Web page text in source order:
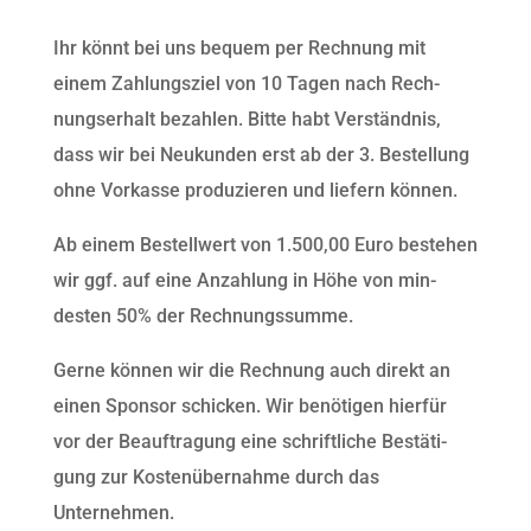
Ihr kön­nt bei uns bequem per Rech­nung mit
einem Zahlungsziel von 10 Tagen nach Rech­
nungser­halt bezahlen. Bitte habt Ver­ständ­nis,
dass wir bei Neukun­den erst ab der 3. Bestel­lung
ohne Vorkasse pro­duzieren und liefern können.
Ab einem Bestell­w­ert von 1.500,00 Euro beste­hen
wir ggf. auf eine Anzahlung in Höhe von min­
desten 50% der Rechnungssumme.
Gerne kön­nen wir die Rech­nung auch direkt an
einen Spon­sor schick­en. Wir benöti­gen hier­für
vor der Beauf­tra­gung eine schriftliche Bestä­ti­
gung zur Kostenüber­nahme durch das
Unternehmen.